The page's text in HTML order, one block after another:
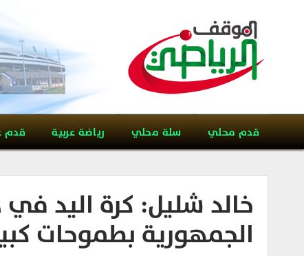
قدم محلي سلة محلي رياضة عربية قدم
خالد شليل: كرة اليد
الجمهورية بطموحات